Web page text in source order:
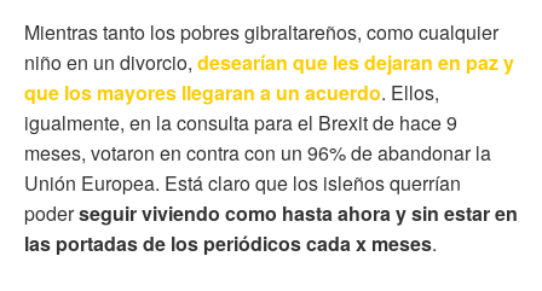
Mientras tanto los pobres gibraltareños, como cualquier
niño en un divorcio, desearían que les dejaran en paz y
que los mayores llegaran a un acuerdo. Ellos,
igualmente, en la consulta para el Brexit de hace 9
meses, votaron en contra con un 96% de abandonar la
Unión Europea. Está claro que los isleños querrían
poderseguir viviendo como hasta ahora y sin estar en
las portadas de los periódicos cada x meses.